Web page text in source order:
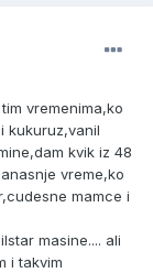
vremenima,ko
kukuruz,vanil
kvik iz 48
vreme,ko
mamce i
masine.... ali
i takvim